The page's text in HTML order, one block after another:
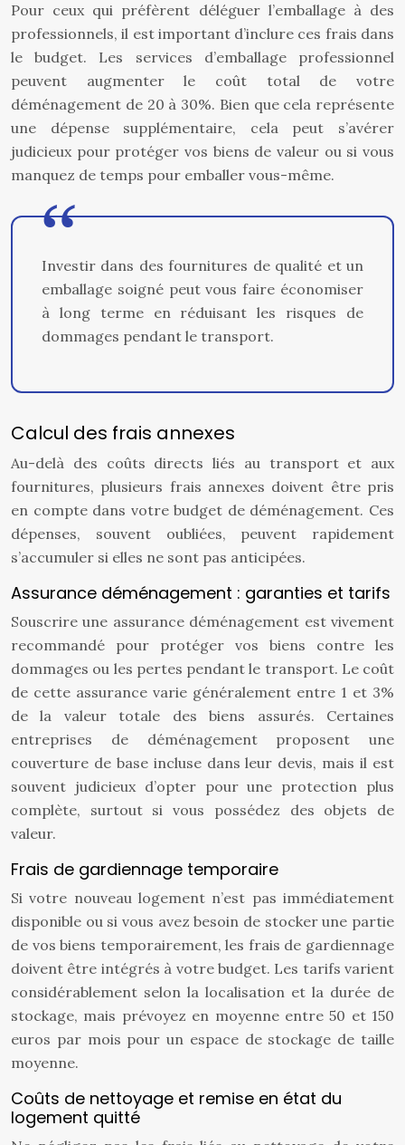
Pour ceux qui préfèrent déléguer l’emballage à des
professionnels, il est important d’inclure ces frais dans
le budget. Les services d’emballage professionnel
peuvent augmenter le coût total de votre
déménagement de 20 à 30%. Bien que cela représente
une dépense supplémentaire, cela peut s’avérer
judicieux pour protéger vos biens de valeur ou si vous
manquez de temps pour emballer vous-même.
Investir dans des fournitures de qualité et un
emballage soigné peut vous faire économiser
à long terme en réduisant les risques de
dommages pendant le transport.
Calcul des frais annexes
Au-delà des coûts directs liés au transport et aux
fournitures, plusieurs frais annexes doivent être pris
en compte dans votre budget de déménagement. Ces
dépenses, souvent oubliées, peuvent rapidement
s’accumuler si elles ne sont pas anticipées.
Assurance déménagement : garanties et tarifs
Souscrire une assurance déménagement est vivement
recommandé pour protéger vos biens contre les
dommages ou les pertes pendant le transport. Le coût
de cette assurance varie généralement entre 1 et 3%
de la valeur totale des biens assurés. Certaines
entreprises de déménagement proposent une
couverture de base incluse dans leur devis, mais il est
souvent judicieux d’opter pour une protection plus
complète, surtout si vous possédez des objets de
valeur.
Frais de gardiennage temporaire
Si votre nouveau logement n’est pas immédiatement
disponible ou si vous avez besoin de stocker une partie
de vos biens temporairement, les frais de gardiennage
doivent être intégrés à votre budget. Les tarifs varient
considérablement selon la localisation et la durée de
stockage, mais prévoyez en moyenne entre 50 et 150
euros par mois pour un espace de stockage de taille
moyenne.
Coûts de nettoyage et remise en état du
logement quitté